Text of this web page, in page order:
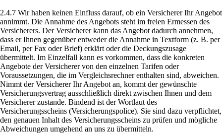
2.4.7 Wir haben keinen Einfluss darauf, ob ein Versicherer Ihr Angebot
annimmt. Die Annahme des Angebots steht im freien Ermessen des
Versicherers. Der Versicherer kann das Angebot dadurch annehmen,
dass er Ihnen gegenüber entweder die Annahme in Textform (z. B. per
Email, per Fax oder Brief) erklärt oder die Deckungszusage
übermittelt. Im Einzelfall kann es vorkommen, dass die konkreten
Angebote der Versicherer von den einzelnen Tarifen oder
Voraussetzungen, die im Vergleichsrechner enthalten sind, abweichen.
Nimmt der Versicherer Ihr Angebot an, kommt der gewünschte
Versicherungsvertrag ausschließlich direkt zwischen Ihnen und dem
Versicherer zustande. Bindend ist der Wortlaut des
Versicherungsscheins (Versicherungspolice). Sie sind dazu verpflichtet,
den genauen Inhalt des Versicherungsscheins zu prüfen und mögliche
Abweichungen umgehend an uns zu übermitteln.